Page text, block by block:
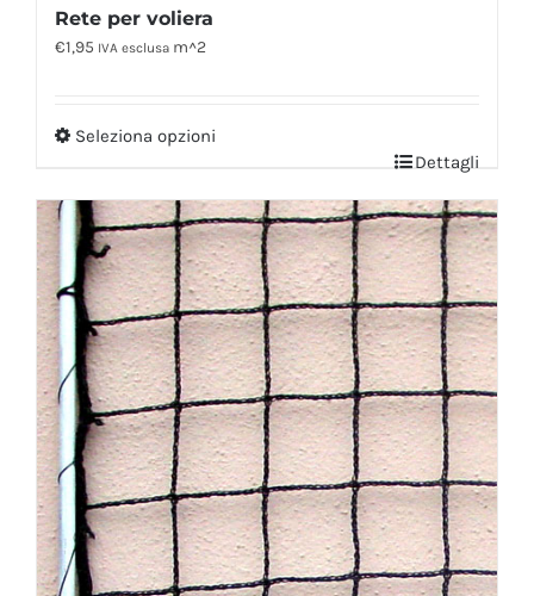
Rete per voliera
€1,95 IVA esclusa m^2
Seleziona opzioni
Dettagli